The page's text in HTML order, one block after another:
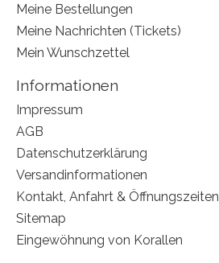
Meine Bestellungen
Meine Nachrichten (Tickets)
Mein Wunschzettel
Informationen
Impressum
AGB
Datenschutzerklärung
Versandinformationen
Kontakt, Anfahrt & Öffnungszeiten
Sitemap
Eingewöhnung von Korallen